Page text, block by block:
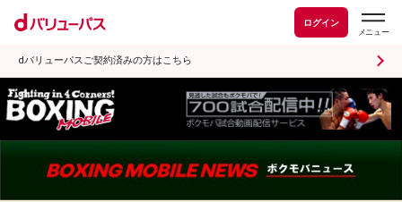
ログイン
dバリューパスご契約済みの方はこちら